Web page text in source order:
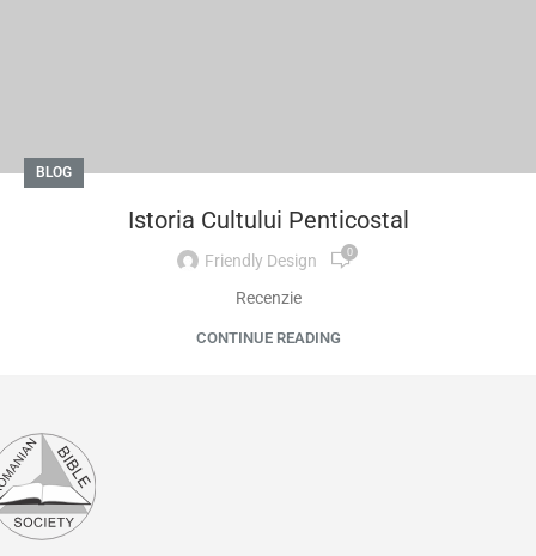
BLOG
Istoria Cultului Penticostal
Friendly Design 0
Recenzie
CONTINUE READING